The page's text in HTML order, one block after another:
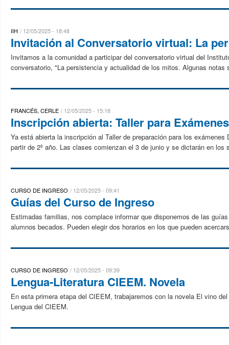
IIH 12/05/2025 - 18:48
Invitación al Conversatorio virtual: La
Invitamos a la comunidad a participar del conversatorio virtual del
conversatorio, "La persistencia y actualidad de los mitos. Algunas notas
FRANCÉS, CERLE 12/05/2025 - 15:18
Inscripción abierta: Taller para
Ya está abierta la inscripción al Taller de preparación para los
partir de 2º año. Las clases comienzan el 3 de junio y se dictarán en los
CURSO DE INGRESO 12/05/2025 - 09:41
Guías del Curso de Ingreso
Estimadas familias, nos complace informar que disponemos de las
alumnos becados. Pueden elegir dos horarios en los que pueden
CURSO DE INGRESO 12/05/2025 - 09:39
Lengua-Literatura CIEEM. Novela
En esta primera etapa del CIEEM, trabajaremos con la novela El vino
Lengua del CIEEM.